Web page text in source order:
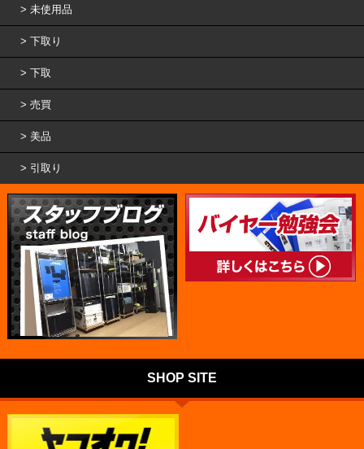
未使用品
下取り
下取
売買
美品
引取り
SHOP SITE